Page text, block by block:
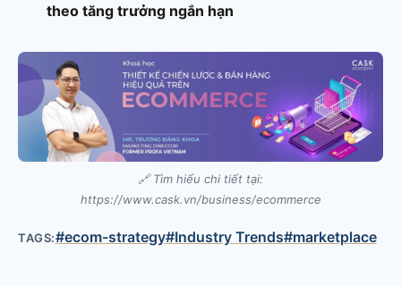
theo tăng trưởng ngắn hạn
🔗 Tìm hiểu chi tiết tại:
https://www.cask.vn/business/ecommerce
TAGS:#ecom-strategy#Industry Trends#marketplace